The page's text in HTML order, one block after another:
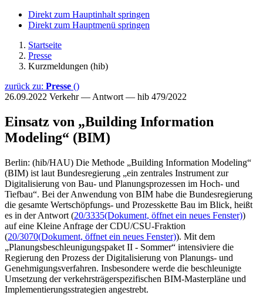
Direkt zum Hauptinhalt springen
Direkt zum Hauptmenü springen
Startseite
Presse
Kurzmeldungen (hib)
zurück zu: Presse ()
26.09.2022 Verkehr — Antwort — hib 479/2022
Einsatz von „Building Information
Modeling“ (BIM)
Berlin: (hib/HAU) Die Methode „Building Information Modeling“
(BIM) ist laut Bundesregierung „ein zentrales Instrument zur
Digitalisierung von Bau- und Planungsprozessen im Hoch- und
Tiefbau“. Bei der Anwendung von BIM habe die Bundesregierung
die gesamte Wertschöpfungs- und Prozesskette Bau im Blick, heißt
es in der Antwort (20/3335(Dokument, öffnet ein neues Fenster))
auf eine Kleine Anfrage der CDU/CSU-Fraktion
(20/3070(Dokument, öffnet ein neues Fenster)). Mit dem
„Planungsbeschleunigungspaket II - Sommer“ intensiviere die
Regierung den Prozess der Digitalisierung von Planungs- und
Genehmigungsverfahren. Insbesondere werde die beschleunigte
Umsetzung der verkehrsträgerspezifischen BIM-Masterpläne und
Implementierungsstrategien angestrebt.